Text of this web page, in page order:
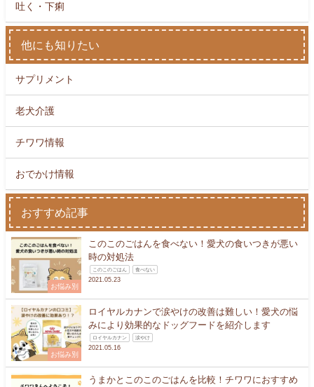
吐く・下痢
他にも知りたい
サプリメント
老犬介護
チワワ情報
おでかけ情報
おすすめ記事
お悩み別
このこのごはんを食べない！愛犬の食いつきが悪い
時の対処法
このこのごはん 食べない
2021.05.23
お悩み別
ロイヤルカナンで涙やけの改善は難しい！愛犬の悩
みにより効果的なドッグフードを紹介します
ロイヤルカナン 涙やけ
2021.05.16
うまかとこのこのごはんを比較！チワワにおすすめ